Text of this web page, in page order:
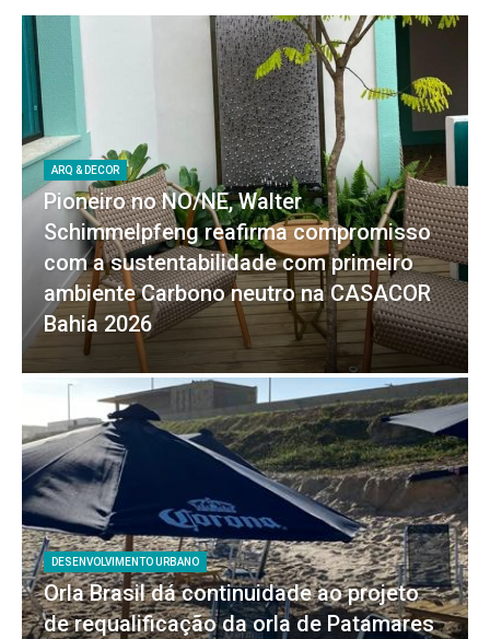
ARQ & DECOR
Pioneiro no NO/NE, Walter
Schimmelpfeng reafirma compromisso
com a sustentabilidade com primeiro
ambiente Carbono neutro na CASACOR
Bahia 2026
DESENVOLVIMENTO URBANO
Orla Brasil dá continuidade ao projeto
de requalificação da orla de Patamares